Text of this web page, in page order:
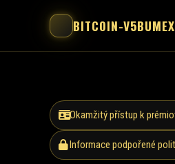
BITCOIN-V5BUMEX
Okamžitý přístup k
Informace podpořené